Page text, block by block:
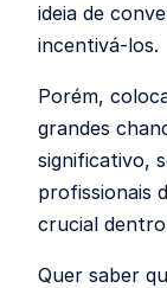
ideia de
incentivá-los.
Porém,
grandes
significativo,
profissionais
crucial dentro
Quer saber